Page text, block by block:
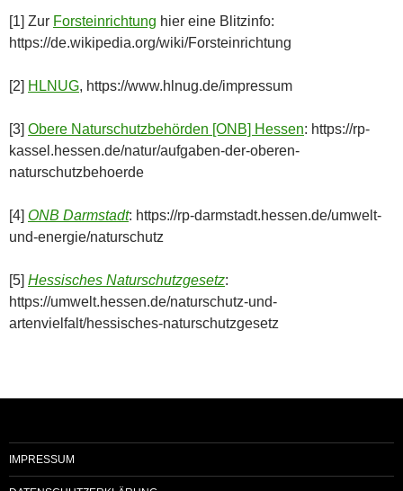
[1] Zur Forsteinrichtung hier eine Blitzinfo:
https://de.wikipedia.org/wiki/Forsteinrichtung
[2] HLNUG, https://www.hlnug.de/impressum
[3] Obere Naturschutzbehörden [ONB] Hessen: https://rp-
kassel.hessen.de/natur/aufgaben-der-oberen-
naturschutzbehoerde
[4] ONB Darmstadt: https://rp-darmstadt.hessen.de/umwelt-
und-energie/naturschutz
[5] Hessisches Naturschutzgesetz:
https://umwelt.hessen.de/naturschutz-und-
artenvielfalt/hessisches-naturschutzgesetz
IMPRESSUM